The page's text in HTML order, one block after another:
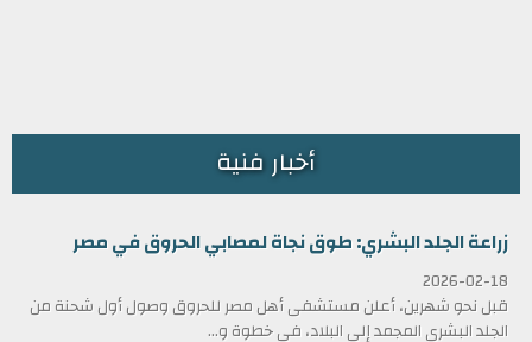
أخبار فنية
زراعة الجلد البشري: طوق نجاة لمصابي الحروق في مصر
2026-02-18
قبل نحو شهرين، أعلن مستشفى أهل مصر للحروق وصول أول شحنة من
الجلد البشري المجمد إلى البلاد، في خطوة و...